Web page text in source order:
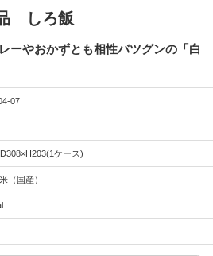
しろ飯
ーやおかずとも相性バツグンの「白
07
ケース)
（国産）